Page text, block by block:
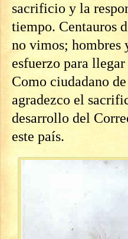
sacrificio y la
tiempo. Centauros
no vimos; hombres
esfuerzo para
Como ciudadano
agradezco el
desarrollo del
este país.